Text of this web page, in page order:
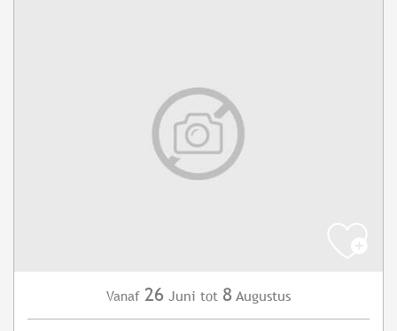
Vanaf 26 Juni tot 8 Augustus